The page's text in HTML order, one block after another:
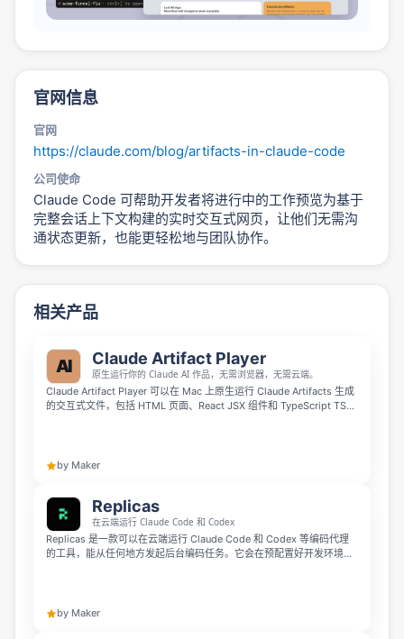
官网信息
官网
https://claude.com/blog/artifacts-in-claude-code
公司使命
Claude Code 可帮助开发者将进行中的工作预览为基于
完整会话上下文构建的实时交互式网页，让他们无需沟
通状态更新，也能更轻松地与团队协作。
相关产品
AI Claude Artifact Player
原生运行你的 Claude AI 作品，无需浏览器，无需云端。
Claude Artifact Player 可以在 Mac 上原生运行 Claude Artifacts 生成
的交互式文件，包括 HTML 页面、React JSX 组件和 TypeScript TSX
by Maker
Replicas
在云端运行 Claude Code 和 Codex
Replicas 是一款可以在云端运行 Claude Code 和 Codex 等编码代理
的工具，能从任何地方发起后台编码任务。它会在预配置好开发环境的
by Maker